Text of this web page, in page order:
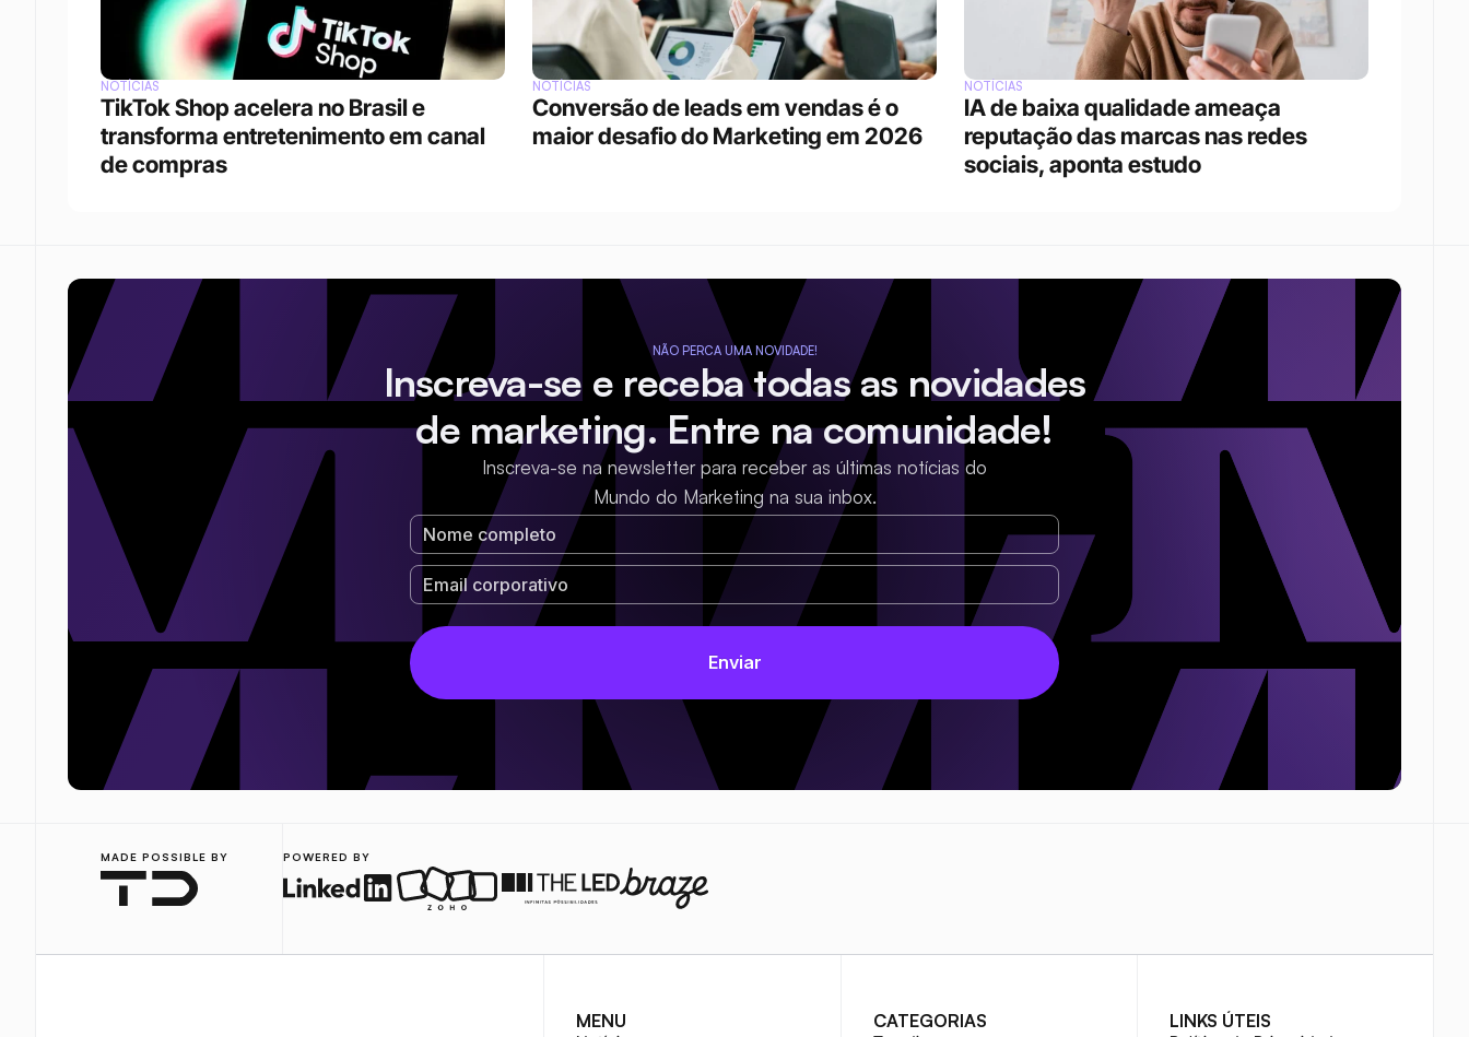
NOTÍCIAS
TikTok Shop acelera no Brasil e
transforma entretenimento em canal
de compras
NOTÍCIAS
Conversão de leads em vendas é o
maior desafio do Marketing em 2026
NOTÍCIAS
IA de baixa qualidade ameaça
reputação das marcas nas redes
sociais, aponta estudo
NÃO PERCA UMA NOVIDADE!
Inscreva-se e receba todas as novidades
de marketing. Entre na comunidade!
Inscreva-se na newsletter para receber as últimas notícias do
Mundo do Marketing na sua inbox.
MADE POSSIBLE BY POWERED BY
MENU CATEGORIAS LINKS ÚTEIS